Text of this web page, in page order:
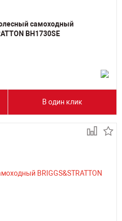
самоходный
BH1730SE
В один клик